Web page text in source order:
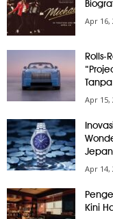
Apr 16,
Rolls-
Apr 15,
Apr 14,
Kini